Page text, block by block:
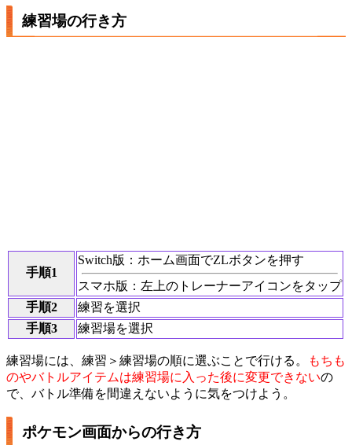
練習場の行き方
手順1
Switch版：ホーム画面でZLボタンを押す
スマホ版：左上のトレーナーアイコンをタップ
手順2
練習を選択
手順3
練習場を選択
練習場には、練習＞練習場の順に選ぶことで行ける。
もちも
のやバトルアイテムは練習場に入った後に変更できないの
で、バトル準備を間違えないように気をつけよう。
ポケモン画面からの行き方